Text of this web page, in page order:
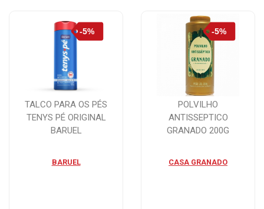
TALCO PARA OS PÉS
TENYS PÉ ORIGINAL
BARUEL
BARUEL
POLVILHO
ANTISSEPTICO
GRANADO 200G
CASA GRANADO